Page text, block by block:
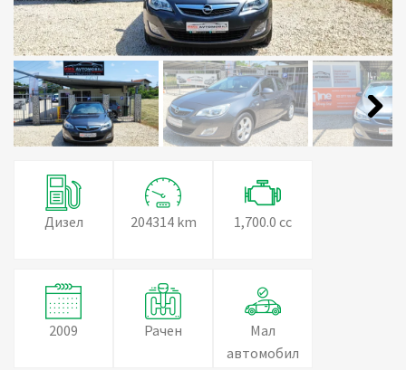
Next
Дизел 204314 km 1,700.0 cc
2009 Рачен
Мал
автомобил